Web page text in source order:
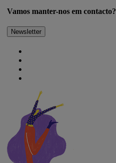
Vamos manter-nos em contacto?
Newsletter